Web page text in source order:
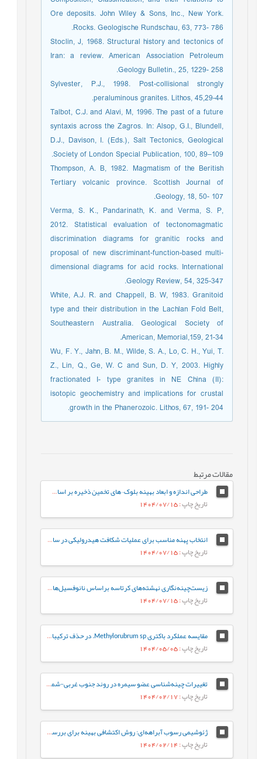
Ore deposits. John Wiley & Sons, Inc., New York.
Rocks. Geologische Rundschau, 63, 773- 786.
Stoclin, J, 1968. Structural history and tectonics of
Iran: a review. American Association Petroleum
Geology Bulletin., 25, 1229- 258.
Sylvester, P.J., 1998. Post-collisional strongly
peraluminous granites. Lithos, 45,29-44.
Talbot, C.J. and Alavi, M, 1996. The past of a future
syntaxis across the Zagros. In: Alsop, G.I., Blundell,
D.J., Davison, I. (Eds.), Salt Tectonics, Geological
Society of London Special Publication, 100, 89–109.
Thompson, A. B, 1982. Magmatism of the Beritish
Tertiary volcanic province. Scottish Journal of
Geology, 18, 50- 107.
Verma, S. K., Pandarinath, K. and Verma, S. P,
2012. Statistical evaluation of tectonomagmatic
discrimination diagrams for granitic rocks and
proposal of new discriminant-function-based multi-
dimensional diagrams for acid rocks. International
Geology Review, 54, 325-347.
White, A.J. R. and Chappell, B. W, 1983. Granitoid
type and their distribution in the Lachlan Fold Belt,
Southeastern Australia. Geological Society of
American, Memorial,159, 21-34.
Wu, F. Y., Jahn, B. M., Wilde, S. A., Lo, C. H., Yui, T.
Z., Lin, Q., Ge, W. C and Sun, D. Y, 2003. Highly
fractionated I- type granites in NE China (II):
isotopic geochemistry and implications for crustal
growth in the Phanerozoic. Lithos, 67, 191- 204.
مقالات مرتبط
طراحی اندازه و ابعاد بهینه بلوک¬های تخمین ذخیره بر اساس معیارهای مختلف (مورد مطالعه: کانسار طلای زرزیمای موچش)
تاریخ چاپ: 1404/07/15
انتخاب پهنه مناسب برای عملیات شکافت هیدرولیکی در سازندهای ایلام و سروک در یکی از چاه-های نفتی میادین جنوب غربی ایران
تاریخ چاپ: 1404/07/15
زیست‌چینه‌نگاری نهشته‌های کرتاسه براساس نانوفسیل‌های آهکی در برش کوهبنان (شمال غرب کرمان، حوضه رسوبی ایران مرکزی)
تاریخ چاپ: 1404/07/15
مقایسه عملکرد باکتری Methylorubrum sp. در حذف ترکیبات نفت خام به‌صورت آزاد و تثبیت‌شده: رویکردی بر پایه فعالیت آنزیم‌های کلیدی
تاریخ چاپ: 1404/05/05
تغییرات چینه‌شناسی عضو سیمره در روند جنوب غربی-شمال شرقی زیرزون ساختاری لرستان، حوضه زاگرس
تاریخ چاپ: 1404/02/17
ژئوشیمی رسوب آبراهه‌ای: روش اکتشافی بهینه برای بررسی کانه‌زایی مس در گستره چاه رستم، جنوب بیرجند
تاریخ چاپ: 1404/02/14